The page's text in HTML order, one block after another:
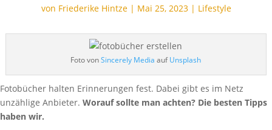
von Friederike Hintze| Mai 25, 2023| Lifestyle
Foto vonSincerely Media aufUnsplash
Fotobücher halten Erinnerungen fest. Dabei gibt es im Netz
unzählige Anbieter. Worauf sollte man achten? Die besten Tipps
haben wir.